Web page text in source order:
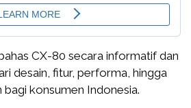
CX-80 secara informatif dan
desain, fitur, performa, hingga
bagi konsumen Indonesia.